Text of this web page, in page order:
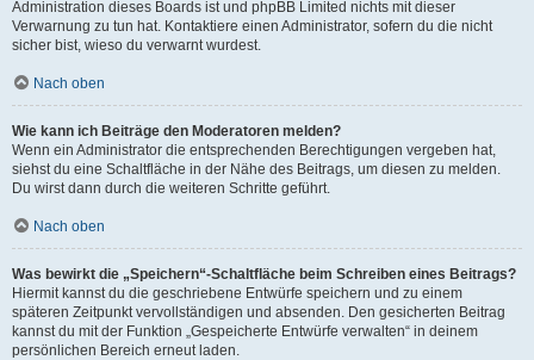
Administration dieses Boards ist und phpBB Limited nichts mit dieser
Verwarnung zu tun hat. Kontaktiere einen Administrator, sofern du die nicht
sicher bist, wieso du verwarnt wurdest.
Nach oben
Wie kann ich Beiträge den Moderatoren melden?
Wenn ein Administrator die entsprechenden Berechtigungen vergeben hat,
siehst du eine Schaltfläche in der Nähe des Beitrags, um diesen zu melden.
Du wirst dann durch die weiteren Schritte geführt.
Nach oben
Was bewirkt die „Speichern“-Schaltfläche beim Schreiben eines Beitrags?
Hiermit kannst du die geschriebene Entwürfe speichern und zu einem
späteren Zeitpunkt vervollständigen und absenden. Den gesicherten Beitrag
kannst du mit der Funktion „Gespeicherte Entwürfe verwalten“ in deinem
persönlichen Bereich erneut laden.